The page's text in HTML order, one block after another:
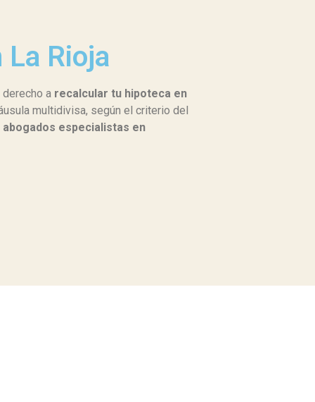
Rioja
a recalcular tu hipoteca en
multidivisa, según el criterio del
abogados especialistas en